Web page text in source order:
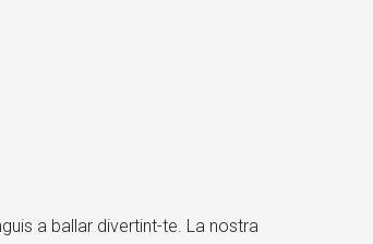
a ballar divertint-te. La nostra